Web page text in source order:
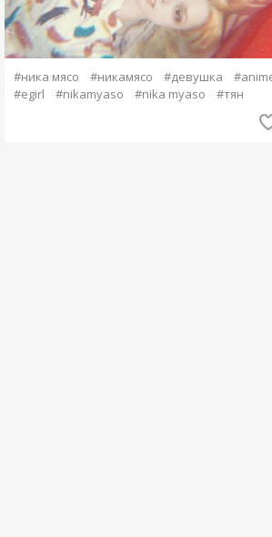
#ника мясо #никамясо #девушка
#egirl
#nikamyaso #nika myaso #тян